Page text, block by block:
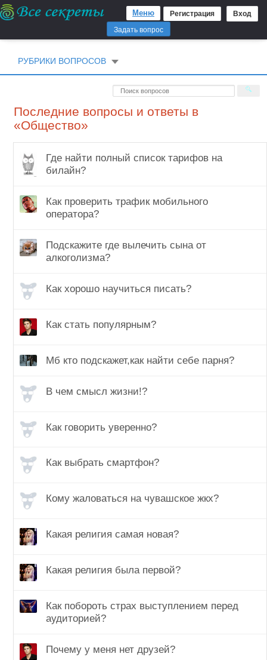
Регистрация Вход
Меню
Задать вопрос
РУБРИКИ ВОПРОСОВ
Последние вопросы и ответы в
«Общество»
Где найти полный список тарифов на
билайн?
Как проверить трафик мобильного
оператора?
Подскажите где вылечить сына от
алкоголизма?
Как хорошо научиться писать?
Как стать популярным?
Мб кто подскажет,как найти себе парня?
В чем смысл жизни!?
Как говорить уверенно?
Как выбрать смартфон?
Кому жаловаться на чувашское жкх?
Какая религия самая новая?
Какая религия была первой?
Как побороть страх выступлением перед
аудиторией?
Почему у меня нет друзей?